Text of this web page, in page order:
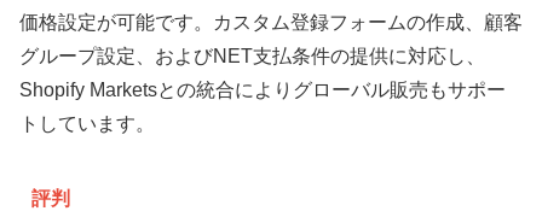
価格設定が可能です。カスタム登録フォームの作成、顧客
グループ設定、およびNET支払条件の提供に対応し、
Shopify Marketsとの統合によりグローバル販売もサポー
トしています。
評判